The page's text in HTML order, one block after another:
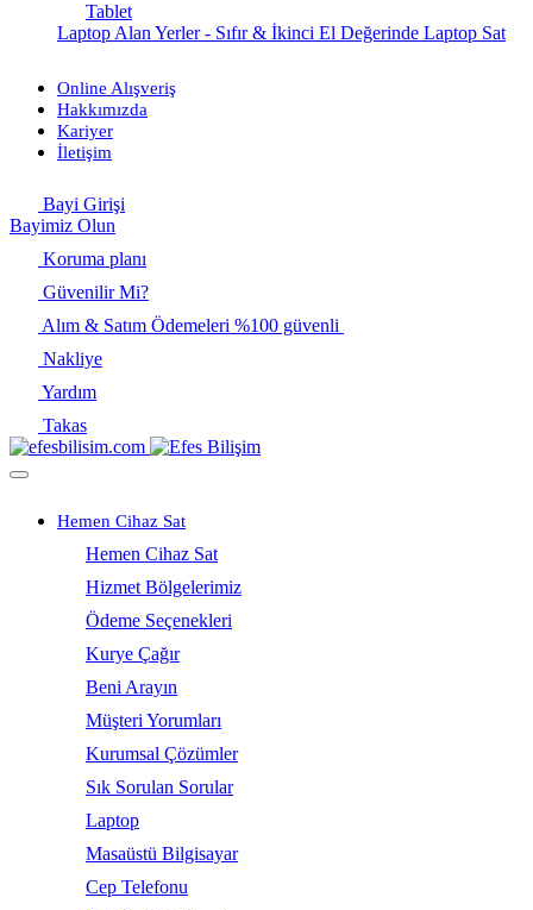
Tablet
Laptop Alan Yerler - Sıfır & İkinci El Değerinde Laptop Sat
Online Alışveriş
Hakkımızda
Kariyer
İletişim
Bayi Girişi
Bayimiz Olun
Koruma planı
Güvenilir Mi?
Alım & Satım Ödemeleri %100 güvenli
Nakliye
Yardım
Takas
Hemen Cihaz Sat
Hemen Cihaz Sat
Hizmet Bölgelerimiz
Ödeme Seçenekleri
Kurye Çağır
Beni Arayın
Müşteri Yorumları
Kurumsal Çözümler
Sık Sorulan Sorular
Laptop
Masaüstü Bilgisayar
Cep Telefonu